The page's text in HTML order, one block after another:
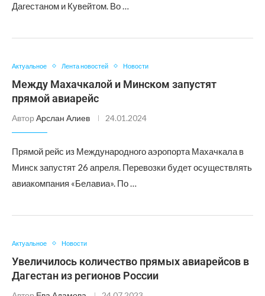
Дагестаном и Кувейтом. Во …
Актуальное Лента новостей Новости
Между Махачкалой и Минском запустят
прямой авиарейс
Автор Арслан Алиев 24.01.2024
Прямой рейс из Международного аэропорта Махачкала в
Минск запустят 26 апреля. Перевозки будет осуществлять
авиакомпания «Белавиа». По …
Актуальное Новости
Увеличилось количество прямых авиарейсов в
Дагестан из регионов России